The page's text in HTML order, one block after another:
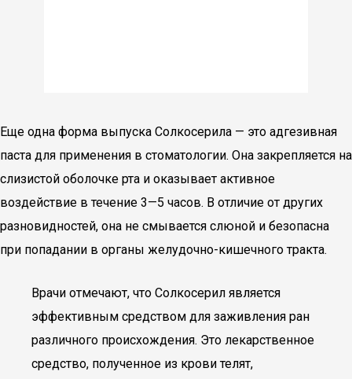
Еще одна форма выпуска Солкосерила — это адгезивная
паста для применения в стоматологии. Она закрепляется на
слизистой оболочке рта и оказывает активное
воздействие в течение 3—5 часов. В отличие от других
разновидностей, она не смывается слюной и безопасна
при попадании в органы желудочно-кишечного тракта.
Врачи отмечают, что Солкосерил является
эффективным средством для заживления ран
различного происхождения. Это лекарственное
средство, полученное из крови телят,